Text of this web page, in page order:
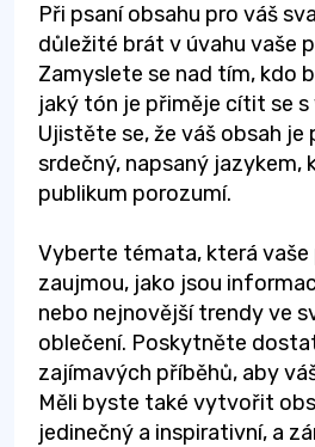
Při psaní obsahu pro váš
důležité brát v úvahu vaše
Zamyslete se nad tím, kdo
jaký tón je přiměje cítit se s
Ujistěte se, že váš obsah je
srdečný, napsaný jazykem,
publikum porozumí.
Vyberte témata, která vaše
zaujmou, jako jsou
nebo nejnovější trendy ve
oblečení. Poskytněte
zajímavých příběhů, aby
Měli byste také vytvořit
jedinečný a inspirativní, a